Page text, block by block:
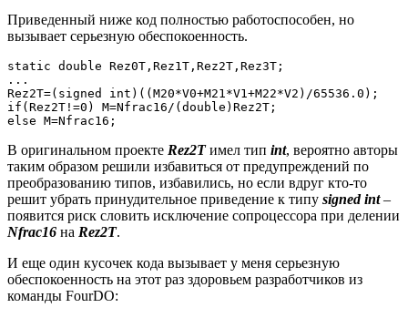
Приведенный ниже код полностью работоспособен, но
вызывает серьезную обеспокоенность.
static double Rez0T,Rez1T,Rez2T,Rez3T;
...
Rez2T=(signed int)((M20*V0+M21*V1+M22*V2)/65536.0);
if(Rez2T!=0) M=Nfrac16/(double)Rez2T;
else M=Nfrac16;
В оригинальном проекте Rez2Tимел тип int, вероятно авторы
таким образом решили избавиться от предупреждений по
преобразованию типов, избавились, но если вдруг кто-то
решит убрать принудительное приведение к типу signed int–
появится риск словить исключение сопроцессора при делении
Nfrac16 на Rez2T.
И еще один кусочек кода вызывает у меня серьезную
обеспокоенность на этот раз здоровьем разработчиков из
команды FourDO: